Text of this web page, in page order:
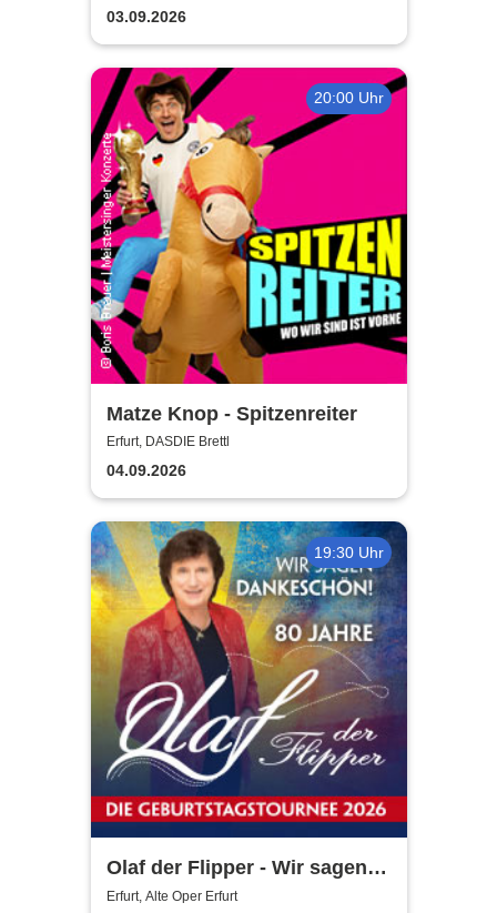
03.09.2026
20:00 Uhr
Matze Knop - Spitzenreiter
Erfurt, DASDIE Brettl
04.09.2026
19:30 Uhr
Olaf der Flipper - Wir sagen
Dankeschön! 80 Jahre - Die
Erfurt, Alte Oper Erfurt